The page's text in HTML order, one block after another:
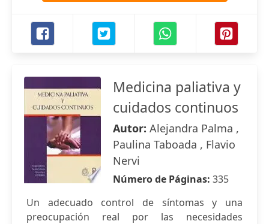
Medicina paliativa y
cuidados continuos
Autor: Alejandra Palma ,
Paulina Taboada , Flavio
Nervi
Número de Páginas: 335
Un adecuado control de síntomas y una
preocupación real por las necesidades